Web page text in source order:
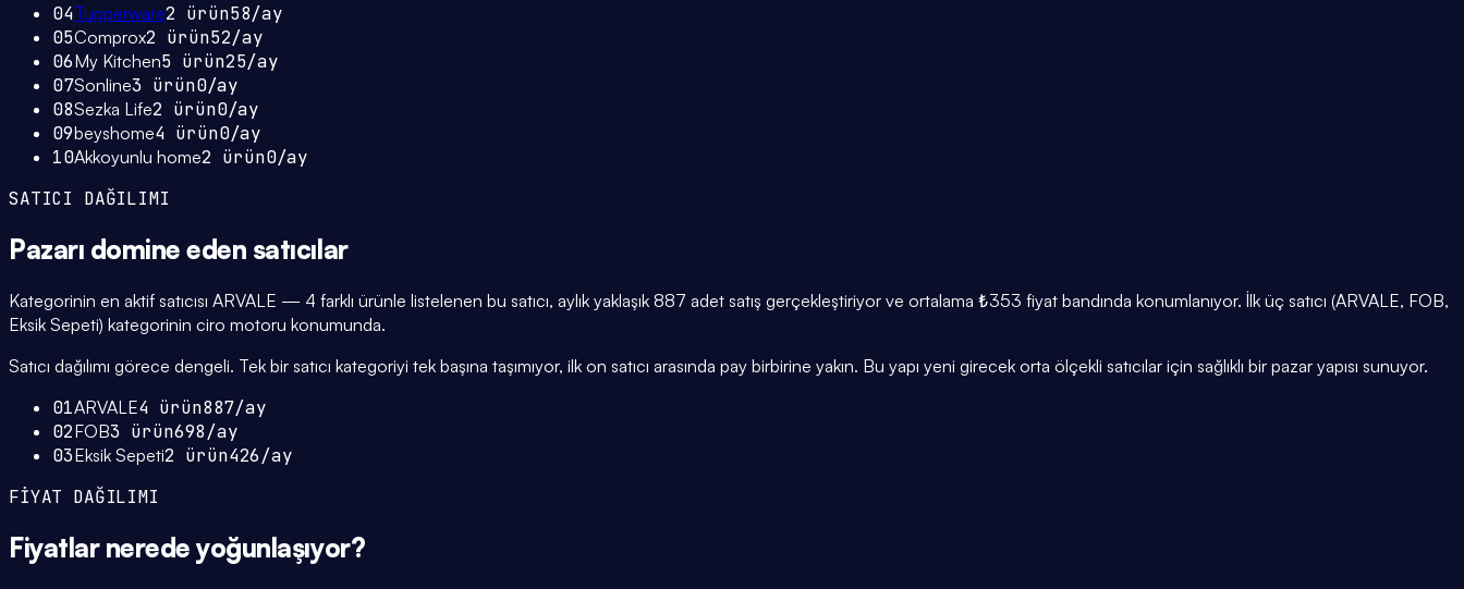
04Tupperware2 ürün58/ay
05Comprox2 ürün52/ay
06My Kitchen5 ürün25/ay
07Sonline3 ürün0/ay
08Sezka Life2 ürün0/ay
09beyshome4 ürün0/ay
10Akkoyunlu home2 ürün0/ay
SATICI DAĞILIMI
Pazarı domine eden satıcılar
Kategorinin en aktif satıcısı ARVALE — 4 farklı ürünle listelenen bu satıcı, aylık yaklaşık 887 adet satış gerçekleştiriyor ve ortalama ₺353 fiyat bandında konumlanıyor. İlk üç satıcı (ARVALE, FOB,
Eksik Sepeti) kategorinin ciro motoru konumunda.
Satıcı dağılımı görece dengeli. Tek bir satıcı kategoriyi tek başına taşımıyor, ilk on satıcı arasında pay birbirine yakın. Bu yapı yeni girecek orta ölçekli satıcılar için sağlıklı bir pazar yapısı sunuyor.
01ARVALE4 ürün887/ay
02FOB3 ürün698/ay
03Eksik Sepeti2 ürün426/ay
FİYAT DAĞILIMI
Fiyatlar nerede yoğunlaşıyor?